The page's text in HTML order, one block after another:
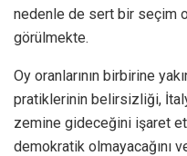
nedenle de sert bir seçim
görülmekte.
Oy oranlarının birbirine
pratiklerinin belirsizliği,
zemine gideceğini işaret
demokratik olmayacağını